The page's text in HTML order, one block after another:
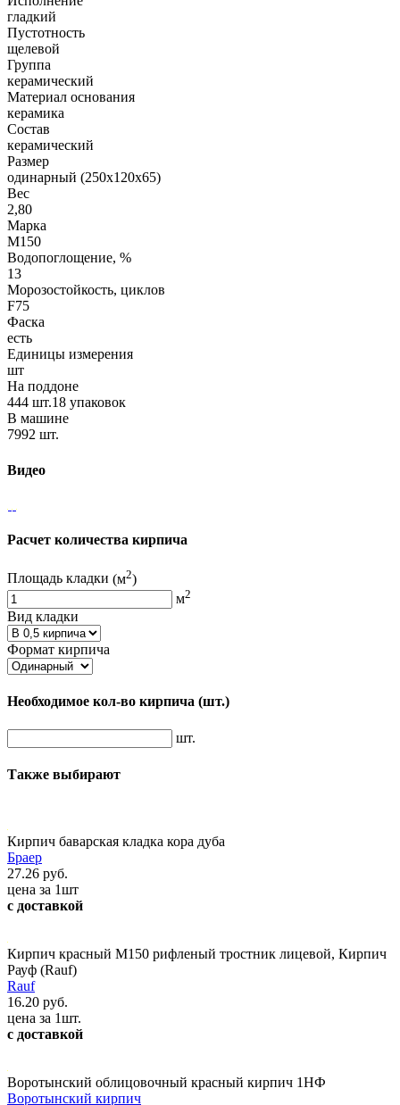
гладкий
Пустотность
щелевой
Группа
керамический
Материал основания
керамика
Состав
керамический
Размер
одинарный (250х120х65)
Вес
2,80
Марка
М150
Водопоглощение, %
13
Морозостойкость, циклов
F75
Фаска
есть
Единицы измерения
шт
На поддоне
444 шт.18 упаковок
В машине
7992 шт.
Видео
Расчет количества кирпича
Площадь кладки (м2)
м2
Вид кладки
Формат кирпича
Необходимое кол-во кирпича (шт.)
шт.
Также выбирают
Кирпич баварская кладка кора дуба
Браер
27.26 руб.
цена за 1шт
с доставкой
Кирпич красный М150 рифленый тростник лицевой, Кирпич
Рауф (Rauf)
Rauf
16.20 руб.
цена за 1шт.
с доставкой
Воротынский облицовочный красный кирпич 1НФ
Воротынский кирпич